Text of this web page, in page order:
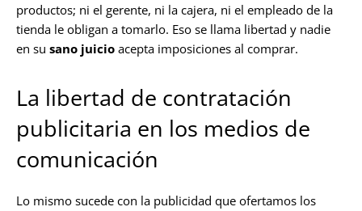
productos; ni el gerente, ni la cajera, ni el empleado de la
tienda le obligan a tomarlo. Eso se llama libertad y nadie
en su sano juicio acepta imposiciones al comprar.
La libertad de contratación
publicitaria en los medios de
comunicación
Lo mismo sucede con la publicidad que ofertamos los